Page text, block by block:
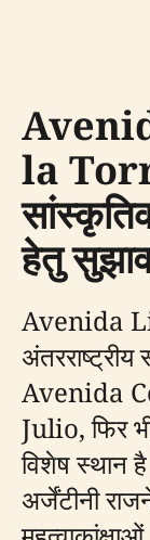
la
हेतु
Avenida
अंतरराष्ट्रीय
Avenida
Julio, फिर
विशेष स्थान
अर्जेंटीनी